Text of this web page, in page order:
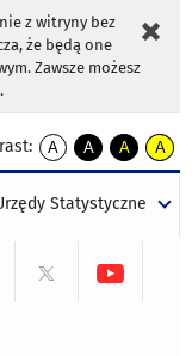
z witryny bez
że będą one
Zawsze możesz
A
kontrast
A
kontrast
tekst
czarnym
A
kontrast
tekst
czarnym
A
tekst
żółtym
Statystyczne